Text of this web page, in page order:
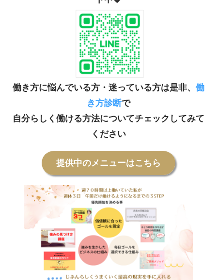
働き方に悩んでいる方・迷っている方は是非、 働
き方診断で
自分らしく働ける方法についてチェックしてみて
ください
提供中のメニューはこちら